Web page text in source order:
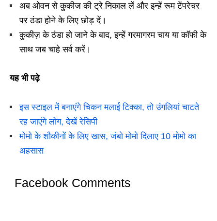
अब ओवन से कुकीज की ट्रे निकाल लें और इन्हें रूम टेंपरेचर
पर ठंडा होने के लिए छोड़ दें।
कुकीज़ के ठंडा हो जाने के बाद, इन्हें गरमागरम चाय या कॉफी के
साथ जब चाहे सर्व करें।
यह भी पढ़े
इस स्टाइल में बनाएंगे चिकन मलाई टिक्का, तो उंगलियां चाटते
रह जाएंगे लोग, देखें रेसिपी
मोमो के शौकीनों के लिए खास, जंबो मोमो दिलाए 10 मोमो का
अहसास
Facebook Comments